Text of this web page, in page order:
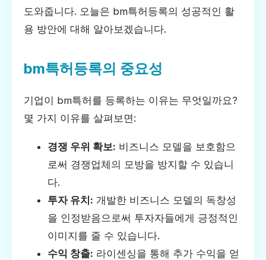
도와줍니다. 오늘은 bm특허등록의 성공적인 활
용 방안에 대해 알아보겠습니다.
bm특허등록의 중요성
기업이 bm특허를 등록하는 이유는 무엇일까요?
몇 가지 이유를 살펴보면:
경쟁 우위 확보: 비즈니스 모델을 보호함으
로써 경쟁업체의 모방을 방지할 수 있습니
다.
투자 유치: 개발한 비즈니스 모델의 독창성
을 인정받음으로써 투자자들에게 긍정적인
이미지를 줄 수 있습니다.
수익 창출: 라이센싱을 통해 추가 수익을 얻